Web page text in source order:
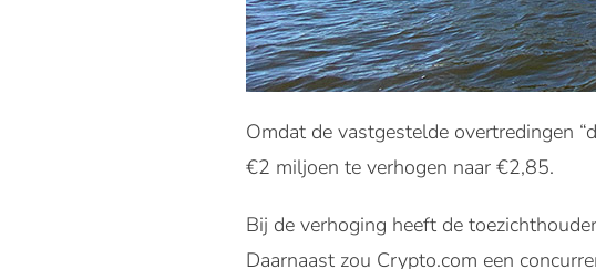
Omdat de vastgestelde overtredingen
€2 miljoen te verhogen naar €2,85.
Bij de verhoging heeft de
Daarnaast zou Crypto.com een